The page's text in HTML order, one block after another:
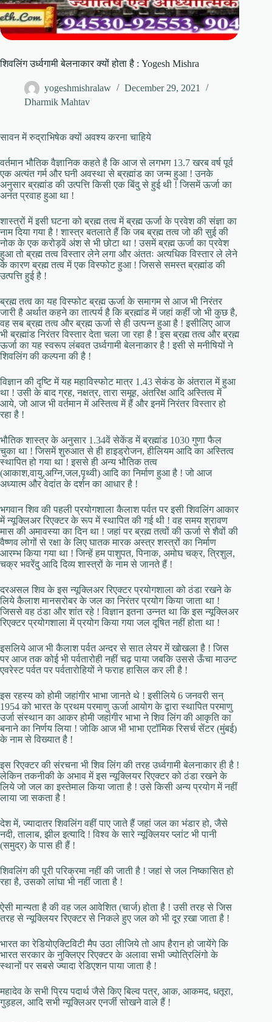
शिवलिंग उर्ध्वगामी बेलनाकार क्यों होता है : Yogesh Mishra
yogeshmishralaw
December 29, 2021
Dharmik Mahtav
सावन में रुद्राभिषेक क्यों अवश्य करना चाहिये
वर्तमान भौतिक वैज्ञानिक कहते है कि आज से लगभग 13.7 खरब वर्ष पूर्व
एक अत्यंत गर्म और घनी अवस्था से ब्रह्मांड का जन्म हुआ ! उनके
अनुसार ब्रह्मांड की उत्पत्ति किसी एक बिंदु से हुई थी ! जिसमें ऊर्जा का
अनंत प्रवाह हुआ था !
शास्त्रों में इसी घटना को ब्रह्म तत्व में ब्रह्म ऊर्जा के प्रवेश की संज्ञा का
नाम दिया गया है ! शास्त्र बतलाते हैं कि जब ब्रह्म तत्व जो की सुई की
नोक के एक करोड़वें अंश से भी छोटा था ! उसमें ब्रह्म ऊर्जा का प्रवेश
हुआ तो ब्रह्म तत्व विस्तार लेने लगा और अंततः अत्यधिक विस्तार ले लेने
के कारण ब्रह्म तत्व में एक विस्फोट हुआ ! जिससे समस्त ब्रह्मांड की
उत्पत्ति हुई है !
ब्रह्म तत्व का यह विस्फोट ब्रह्म ऊर्जा के समागम से आज भी निरंतर
जारी है अर्थात कहने का तात्पर्य है कि ब्रह्मांड में जहां कहीं जो भी कुछ है,
वह सब ब्रह्म तत्व और ब्रह्म ऊर्जा से ही उत्पन्न हुआ है ! इसीलिए आज
भी ब्रह्मांड निरंतर विस्तार देता चला जा रहा है ! इस ब्रह्म तत्व और ब्रह्म
ऊर्जा का यह स्वरूप लंबवत उर्ध्वगामी बेलनाकार है ! इसी से मनीषियों ने
शिवलिंग की कल्पना की है !
विज्ञान की दृष्टि में यह महाविस्फोट मात्र 1.43 सेकंड के अंतराल में हुआ
था ! उसी के बाद ग्रह, नक्षत्र, तारा समूह, अंतरिक्ष आदि अस्तित्व में
आये, जो आज भी वर्तमान में अस्तित्व में हैं और इनमें निरंतर विस्तार हो
रहा है !
भौतिक शास्त्र के अनुसार 1.34वें सेकेंड में ब्रह्मांड 1030 गुणा फैल
चुका था ! जिसमें शुरुआत से ही हाइड्रोजन, हीलियम आदि का अस्तित्व
स्थापित हो गया था ! इससे ही अन्य भौतिक तत्व
(आकाश,वायु,अग्नि,जल,पृथ्वी) आदि का निर्माण हुआ है ! जो आज
अध्यात्म और वेदांत के दर्शन का आधार है !
भगवान शिव की पहली प्रयोगशाला कैलाश पर्वत पर इसी शिवलिंग आकार
में न्यूक्लिअर रिएक्टर के रूप में स्थापित की गई थी ! वह समय श्रावण
मास की अमावस्या का दिन था ! जहां पर ब्रह्म तत्वों की ऊर्जा से शैवों की
वैष्णव लोगों से रक्षा के लिए घातक मारक अस्त्र शस्त्रों का निर्माण
आरम्भ किया गया था ! जिन्हें हम पाशुपत, पिनाक, अमोघ चक्र, त्रिशुल,
चक्र भवरेंदु आदि दिव्य शास्त्रों के नाम से जानते हैं !
दरअसल शिव के इस न्यूक्लिअर रिएक्टर प्रयोगशाला को ठंडा रखने के
लिये कैलाश मानसरोबर के जल का निरंतर प्रयोग किया जाता था !
जिससे वह ठंडा और शांत रहे ! विज्ञान इतना उन्नत था कि इस न्यूक्लिअर
रिएक्टर प्रयोगशाला में प्रयोग किया गया जल दूषित नहीं होता था !
इसलिये आज भी कैलाश पर्वत अन्दर से सात लेयर में खोखला है ! जिस
पर आज तक कोई भी पर्वतारोही नहीं चढ़ पाया जबकि उससे ऊँचा माउन्ट
एवरेस्ट पर्वत पर पर्वतारोहियों ने फराह हासिल कर ली है !
इस रहस्य को होमी जहांगीर भाभा जानते थे ! इसीलिये 6 जनवरी सन्
1954 को भारत के प्रथम परमाणु ऊर्जा आयोग के द्वारा स्थापित परमाणु
उर्जा संस्थान का आकर होमी जहांगीर भाभा ने शिव लिंग की आकृति का
बनाने का निर्णय लिया ! जोकि आज भी भाभा एटॉमिक रिसर्च सेंटर (मुंबई)
के नाम से विख्यात है !
इस रिएक्टर की संरचना भी शिव लिंग की तरह उर्ध्वगामी बेलनाकार ही है !
लेकिन तकनीकी के अभाव में इस न्यूक्लियर रिएक्टर को ठंडा रखने के
लिये जो जल का इस्तेमाल किया जाता है ! उसे किसी अन्य प्रयोग में नहीं
लाया जा सकता है !
देश में, ज्यादातर शिवलिंग वहीं पाए जाते हैं जहां जल का भंडार हो, जैसे
नदी, तालाब, झील इत्यादि ! विश्व के सारे न्यूक्लियर प्लांट भी पानी
(समुद्र) के पास ही हैं !
शिवलिंग की पूरी परिक्रमा नहीं की जाती है ! जहां से जल निष्कासित हो
रहा है, उसको लांघा भी नहीं जाता है !
ऐसी मान्यता है की वह जल आवेशित (चार्ज) होता है ! उसी तरह से जिस
तरह से न्यूक्लियर रिएक्टर से निकले हुए जल को भी दूर ऱखा जाता है !
भारत का रेडियोएक्टिविटी मैप उठा लीजिये तो आप हैरान हो जायेंगे कि
भारत सरकार के नुक्लिएर रिएक्टर के अलावा सभी ज्योत्रिलिंगो के
स्थानों पर सबसे ज्यादा रेडिएशन पाया जाता है !
महादेव के सभी प्रिय पदार्थ जैसे किए बिल्व पत्र, आक, आकमद, धतूरा,
गुड़हल, आदि सभी न्यूक्लिअर एनर्जी सोखने वाले हैं !